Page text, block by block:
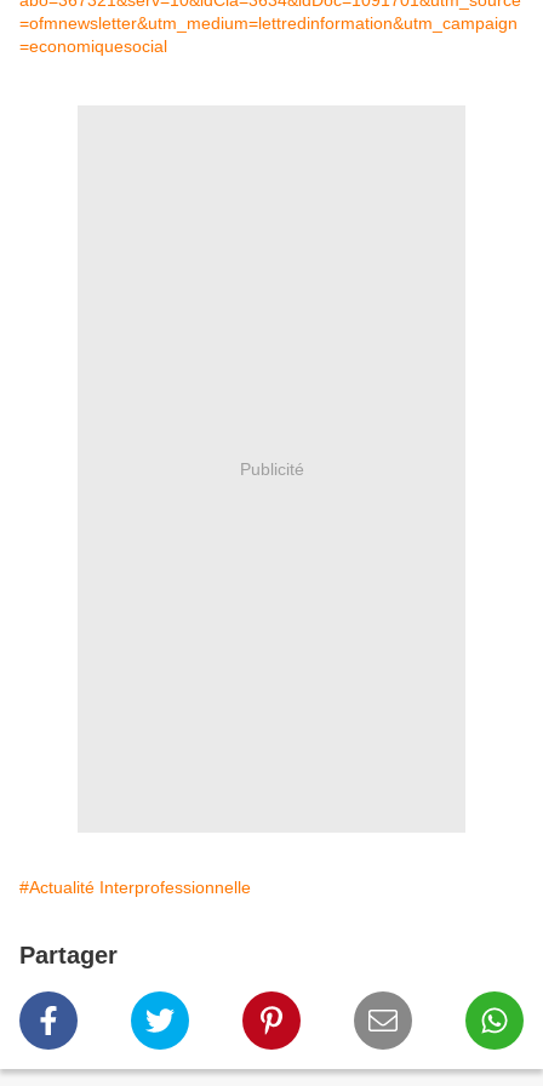
=ofmnewsletter&utm_medium=lettredinformation&utm_campaign
=economiquesocial
Publicité
#Actualité Interprofessionnelle
Partager